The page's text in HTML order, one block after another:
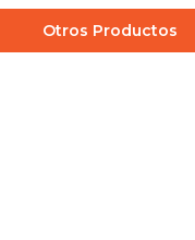
Otros Productos